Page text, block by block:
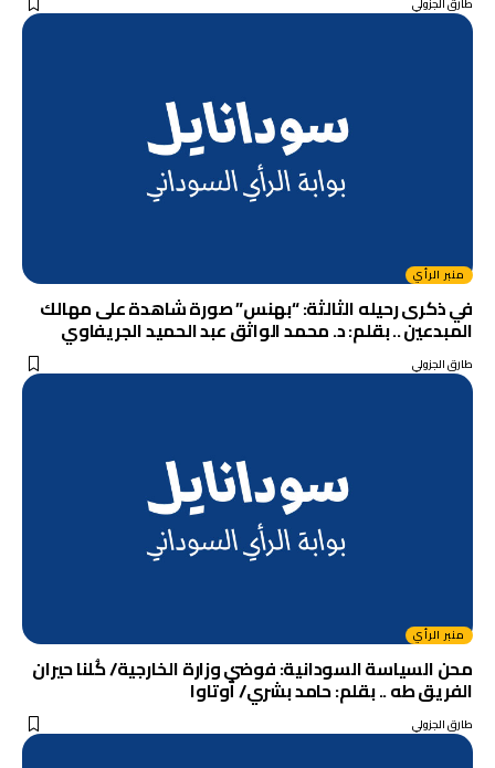
منبر الرأي
في ذكرى رحيله الثالثة: “بهنس” صورة شاهدة على مهالك
المبدعين .. بقلم: د. محمد الواثق عبد الحميد الجريفاوي
طارق الجزولي
منبر الرأي
محن السياسة السودانية: فوضي وزارة الخارجية/ كُلنا حيران
الفريق طه .. بقلم: حامد بشري/ أوتاوا
طارق الجزولي